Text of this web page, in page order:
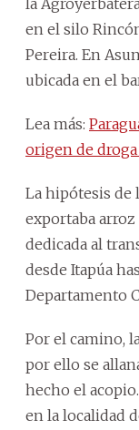
en el silo
Pereira. En
ubicada en el
Lea más:
origen de
La hipótesis de
exportaba
dedicada al
desde Itapúa
Departamento
Por el camino,
por ello se
hecho el
en la localidad